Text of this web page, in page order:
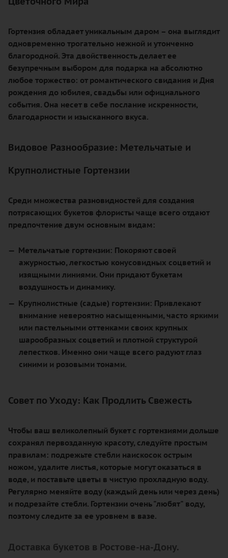
Гортензия обладает уникальным даром – она выглядит
одновременно трогательно нежной и утонченно
благородной. Эта двойственность делает ее
безупречным выбором для подарка на абсолютно
любое торжество: от романтического свидания и Дня
рождения до юбилея, свадьбы или официального
события. Она несет в себе послание искренности,
благодарности и изысканного вкуса.
Видовое Разнообразие: Метельчатые и
Крупнолистные Гортензии
Среди множества разновидностей для создания
потрясающих букетов флористы чаще всего отдают
предпочтение двум основным видам:
Метельчатые гортензии: Покоряют своей
ажурностью, легкостью конусовидных соцветий и
изящными линиями. Они придают букетам
воздушность и динамику.
Крупнолистные (садые) гортензии: Привлекают
внимание невероятно насыщенными, часто яркими
или пастельными оттенками своих крупных
шарообразных соцветий и плотной структурой
лепестков. Именно они чаще всего радуют глаз
синими и розовыми тонами.
Совет по Уходу: Как Продлить Свежесть
Чтобы ваш великолепный букет с гортензиями дольше
сохранял первозданную красоту, следуйте простым
правилам: подрежьте стебли наискосок острым
ножом, удалите листья, которые могут оказаться в
воде, и поставьте цветы в чистую прохладную воду.
Регулярно меняйте воду (каждый день или через день)
и подрезайте стебли. Гортензии очень "любят" воду,
поэтому следите за ее уровнем в вазе.
Доставка букетов в Ростове-на-Дону.